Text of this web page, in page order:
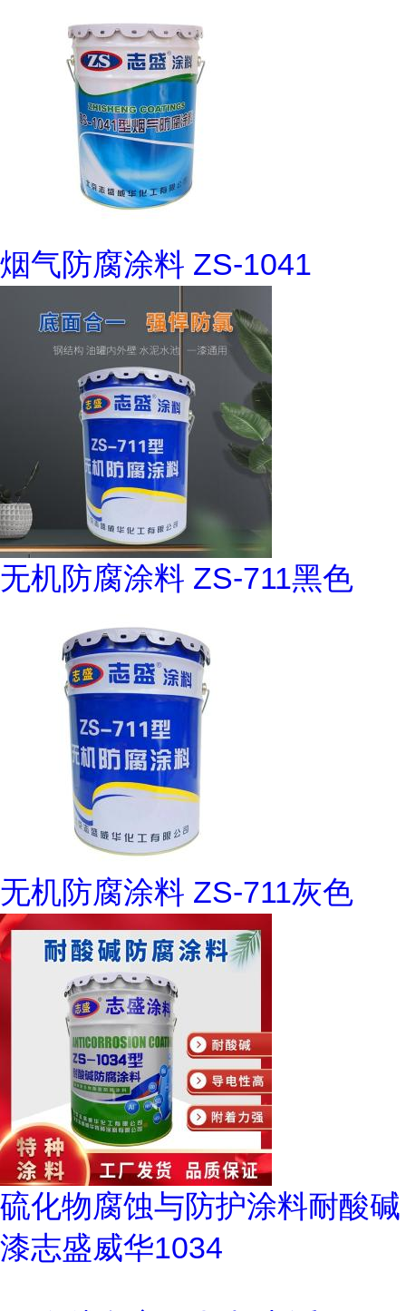
烟气防腐涂料 ZS-1041
无机防腐涂料 ZS-711黑色
无机防腐涂料 ZS-711灰色
硫化物腐蚀与防护涂料耐酸碱
漆志盛威华1034